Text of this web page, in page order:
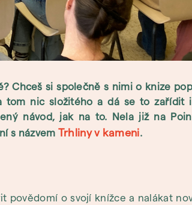
Chceš si společně s nimi o knize
tom nic složitého a dá se to zařídit
návod, jak na to. Nela již na
s názvem Trhliny v kameni.
povědomí o svojí knížce a nalákat